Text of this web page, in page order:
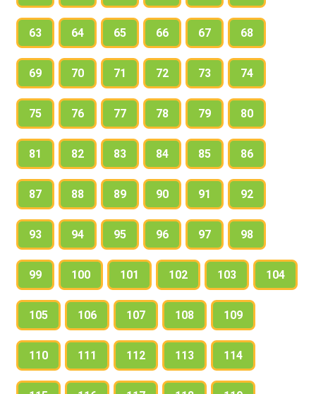
63 64 65 66 67 68
69 70 71 72 73 74
75 76 77 78 79 80
81 82 83 84 85 86
87 88 89 90 91 92
93 94 95 96 97 98
99 100 101 102 103 104
105 106 107 108 109
110 111 112 113 114